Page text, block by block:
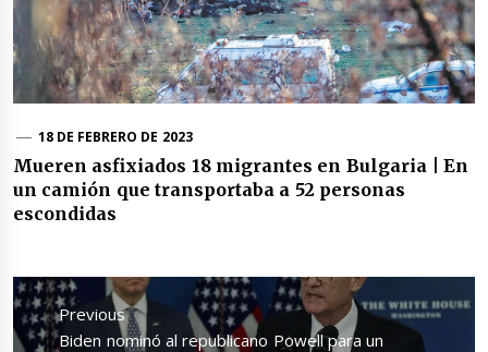
18 DE FEBRERO DE 2023
Mueren asfixiados 18 migrantes en Bulgaria | En
un camión que transportaba a 52 personas
escondidas
Navegación
de
entradas
Previous
Previous
Biden nominó al republicano Powell para un